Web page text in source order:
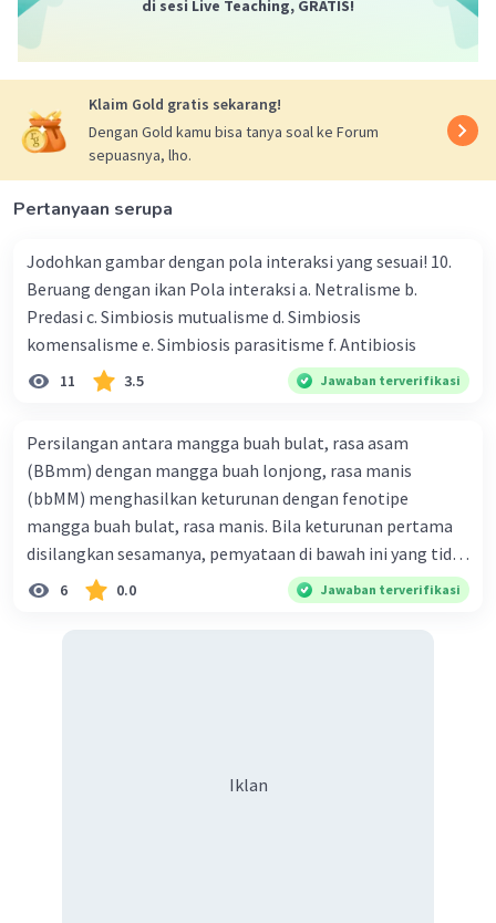
sinergis, bukan sebagai antagonis atau dalam gerakan
pronasi yang berlawanan.
Jadi, apabila lengan seperti pada gambar maka otot-
otot pada lengan atas akan bekerja secara sinergis.
Beri Rating·0.0(0) Balas
di sesi Live Teaching, GRATIS!
Klaim Gold gratis sekarang!
Dengan Gold kamu bisa tanya soal ke Forum
sepuasnya, lho.
Pertanyaan serupa
Jodohkan gambar dengan pola interaksi yang sesuai! 10.
Beruang dengan ikan Pola interaksi a. Netralisme b.
Predasi c. Simbiosis mutualisme d. Simbiosis
komensalisme e. Simbiosis parasitisme f. Antibiosis
11 3.5 Jawaban terverifikasi
Persilangan antara mangga buah bulat, rasa asam
(BBmm) dengan mangga buah lonjong, rasa manis
(bbMM) menghasilkan keturunan dengan fenotipe
mangga buah bulat, rasa manis. Bila keturunan pertama
disilangkan sesamanya, pemyataan di bawah ini yang tidak
benar mengenai keturunan yang dihasilkan dari
6 0.0 Jawaban terverifikasi
Iklan